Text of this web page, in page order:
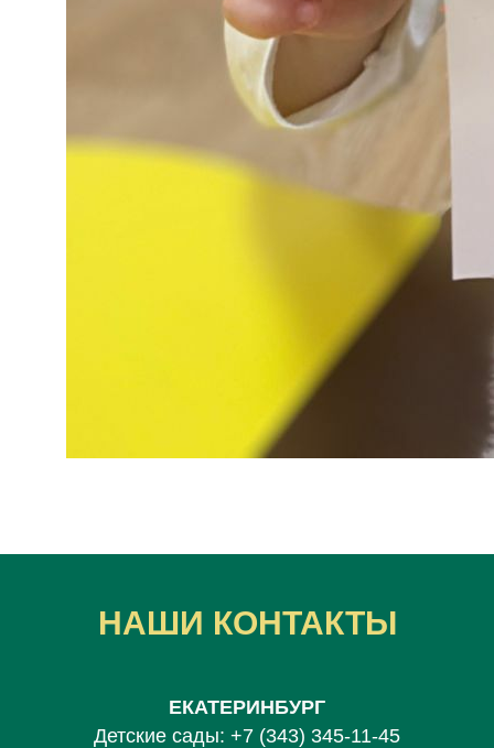
НАШИ КОНТАКТЫ
ЕКАТЕРИНБУРГ
Детские сады: +7 (343) 345-11-45